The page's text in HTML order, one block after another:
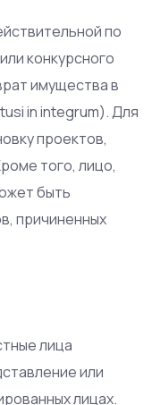
по
конкурсного
имущества в
in integrum). Для
проектов,
того, лицо,
быть
причиненных
лица
или
лицах.